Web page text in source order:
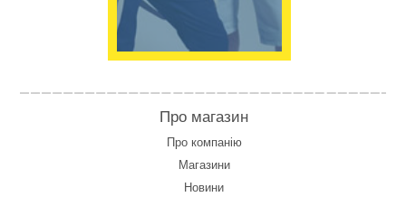
Про магазин
Про компанію
Магазини
Новини